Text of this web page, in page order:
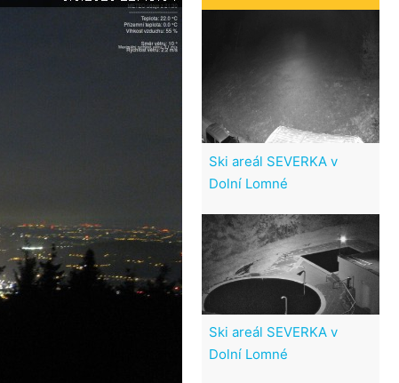
Ski areál SEVERKA v
Dolní Lomné
Ski areál SEVERKA v
Dolní Lomné